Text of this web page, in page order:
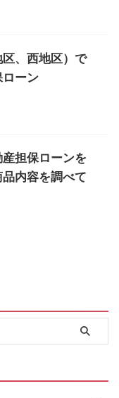
、西地区）で
ーン
担保ローンを
内容を調べて